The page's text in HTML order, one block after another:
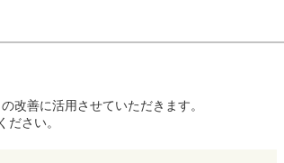
改善に活用させていただきます。
さい。